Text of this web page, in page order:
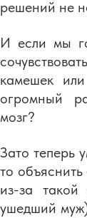
решений не
И если мы
камешек
огромный
мозг?
Зато теперь
то
из-за
ушедший